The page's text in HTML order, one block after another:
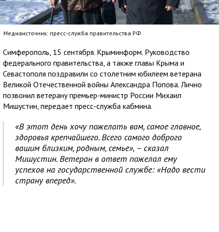
Медиаисточник: пресс-служба правительства РФ
Симферополь, 15 сентября. Крыминформ. Руководство
федерального правительства, а также главы Крыма и
Севастополя поздравили со столетним юбилеем ветерана
Великой Отечественной войны Александра Попова. Лично
позвонил ветерану премьер-министр России Михаил
Мишустин, передает пресс-служба кабмина.
«В этот день хочу пожелать вам, самое главное,
здоровья крепчайшего. Всего самого доброго
вашим близким, родным, семье», – сказал
Мишустин. Ветеран в ответ пожелал ему
успехов на государственной службе: «Надо вести
страну вперед».